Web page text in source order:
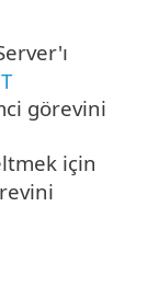
görevini
için